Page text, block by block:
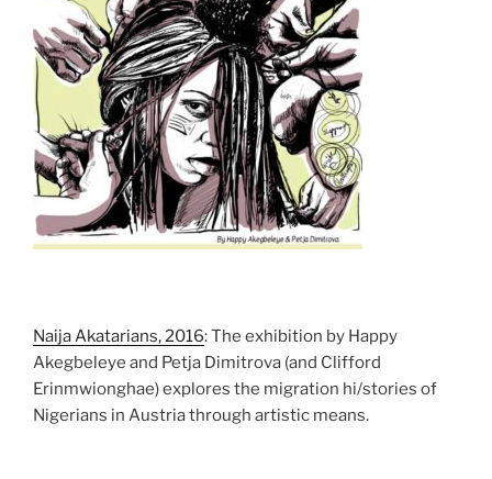
Naija Akatarians, 2016: The exhibition by Happy
Akegbeleye and Petja Dimitrova (and Clifford
Erinmwionghae) explores the migration hi/stories of
Nigerians in Austria through artistic means.